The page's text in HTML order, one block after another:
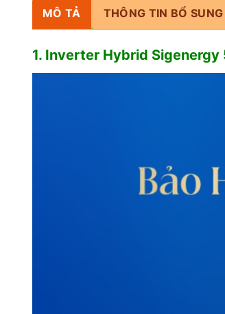
MÔ TẢ THÔNG TIN BỔ SUNG
1. Inverter Hybrid Sigenergy